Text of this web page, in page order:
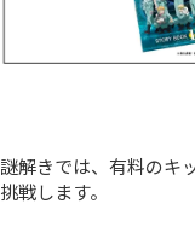
謎解きでは、有料のキ
挑戦します。